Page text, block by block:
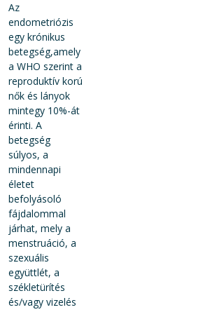
Az
endometriózis
egy krónikus
betegség,amely
a WHO szerint a
reproduktív korú
nők és lányok
mintegy 10%-át
érinti. A
betegség
súlyos, a
mindennapi
életet
befolyásoló
fájdalommal
járhat, mely a
menstruáció, a
szexuális
együttlét, a
székletürítés
és/vagy vizelés